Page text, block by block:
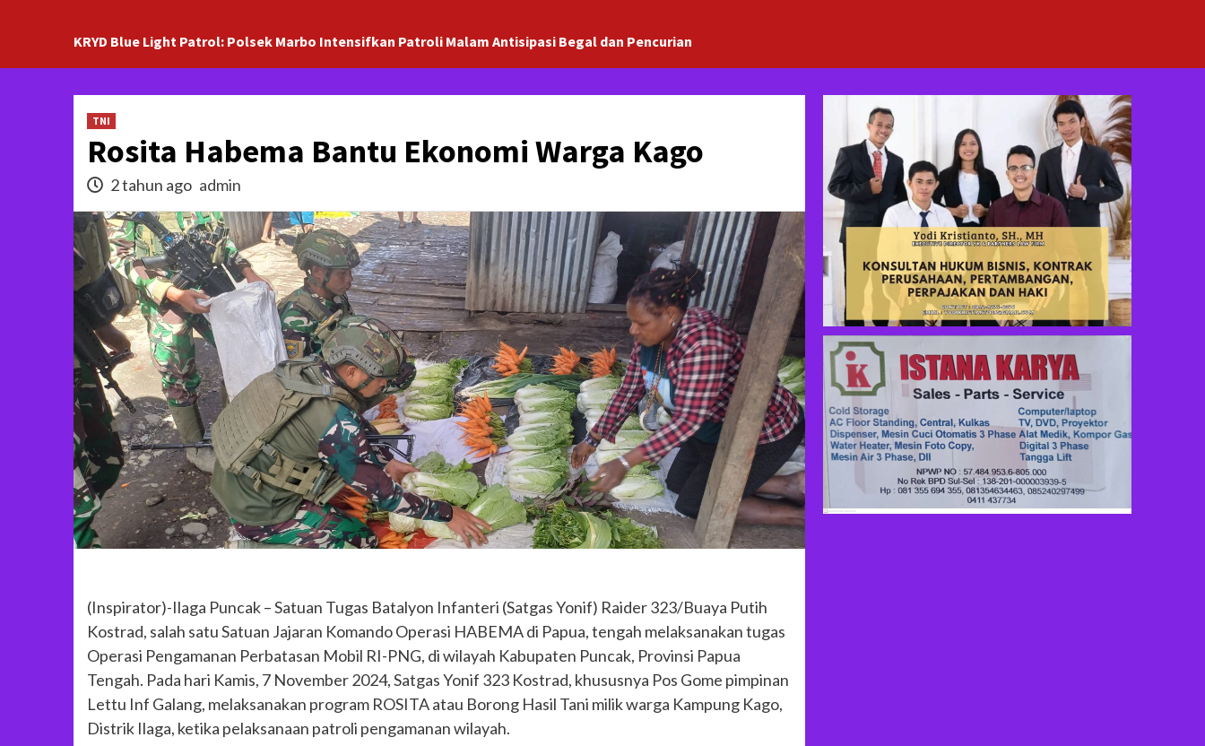
KRYD Blue Light Patrol: Polsek Marbo Intensifkan Patroli Malam Antisipasi Begal dan Pencurian
TNI
Rosita Habema Bantu Ekonomi Warga Kago
2 tahun ago admin
(Inspirator)-Ilaga Puncak – Satuan Tugas Batalyon Infanteri (Satgas Yonif) Raider 323/Buaya Putih
Kostrad, salah satu Satuan Jajaran Komando Operasi HABEMA di Papua, tengah melaksanakan tugas
Operasi Pengamanan Perbatasan Mobil RI-PNG, di wilayah Kabupaten Puncak, Provinsi Papua
Tengah. Pada hari Kamis, 7 November 2024, Satgas Yonif 323 Kostrad, khususnya Pos Gome pimpinan
Lettu Inf Galang, melaksanakan program ROSITA atau Borong Hasil Tani milik warga Kampung Kago,
Distrik Ilaga, ketika pelaksanaan patroli pengamanan wilayah.